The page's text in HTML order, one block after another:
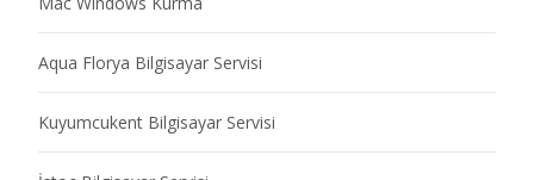
Aqua Florya Bilgisayar Servisi
Kuyumcukent Bilgisayar Servisi